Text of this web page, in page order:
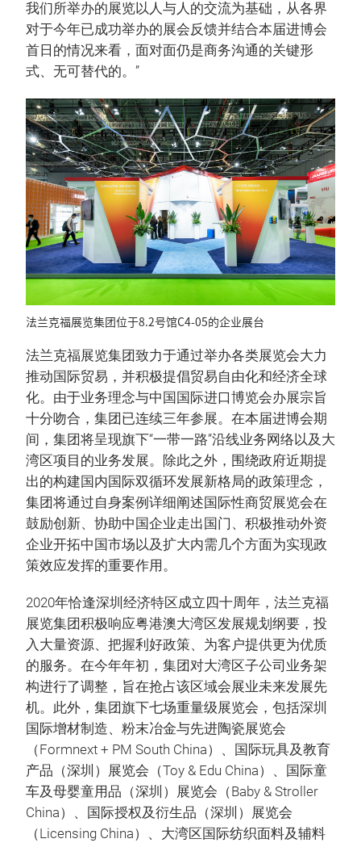
我们所举办的展览以人与人的交流为基础，从各界
对于今年已成功举办的展会反馈并结合本届进博会
首日的情况来看，面对面仍是商务沟通的关键形
式、无可替代的。”
法兰克福展览集团位于8.2号馆C4-05的企业展台
法兰克福展览集团致力于通过举办各类展览会大力
推动国际贸易，并积极提倡贸易自由化和经济全球
化。由于业务理念与中国国际进口博览会办展宗旨
十分吻合，集团已连续三年参展。在本届进博会期
间，集团将呈现旗下“一带一路”沿线业务网络以及大
湾区项目的业务发展。除此之外，围绕政府近期提
出的构建国内国际双循环发展新格局的政策理念，
集团将通过自身案例详细阐述国际性商贸展览会在
鼓励创新、协助中国企业走出国门、积极推动外资
企业开拓中国市场以及扩大内需几个方面为实现政
策效应发挥的重要作用。
2020年恰逢深圳经济特区成立四十周年，法兰克福
展览集团积极响应粤港澳大湾区发展规划纲要，投
入大量资源、把握利好政策、为客户提供更为优质
的服务。在今年年初，集团对大湾区子公司业务架
构进行了调整，旨在抢占该区域会展业未来发展先
机。此外，集团旗下七场重量级展览会，包括深圳
国际增材制造、粉末冶金与先进陶瓷展览会
（Formnext + PM South China）、国际玩具及教育
产品（深圳）展览会（Toy & Edu China）、国际童
车及母婴童用品（深圳）展览会（Baby & Stroller
China）、国际授权及衍生品（深圳）展览会
（Licensing China）、大湾区国际纺织面料及辅料